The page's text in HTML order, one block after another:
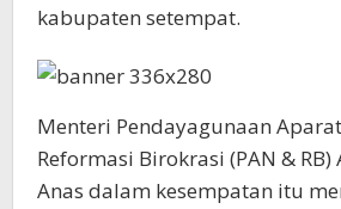
kabupaten setempat.
Menteri Pendayagunaan
Reformasi Birokrasi (PAN &
Anas dalam kesempatan itu